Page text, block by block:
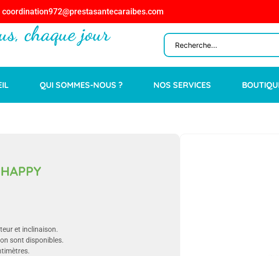
coordination972@prestasantecaraibes.com
chaque jour
QUI SOMMES-NOUS ? NOS SERVICES
et inclinaison.
sont disponibles.